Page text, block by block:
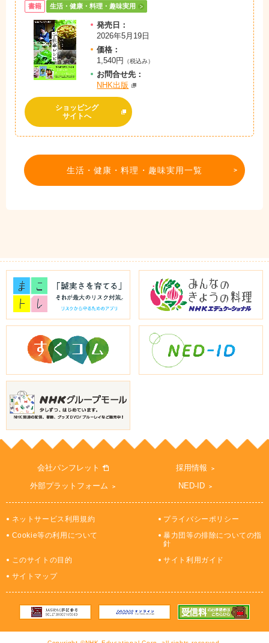
書籍 生活・健康・料理・趣味実用
発売日：
2026年5月19日
価格：
1,540円
（税込み）
お問合せ先：
NHK出版
ショッピング
サイトへ
生活・健康・料理・趣味実用一覧
会社パンフレット
採用情報
外部プラットフォーム
NED-ID
ネットサービス利用規約
プライバシーポリシー
Cookie等の利用について
暴力団等の排除についての指
針
このサイトの目的
サイト利用ガイド
サイトマップ